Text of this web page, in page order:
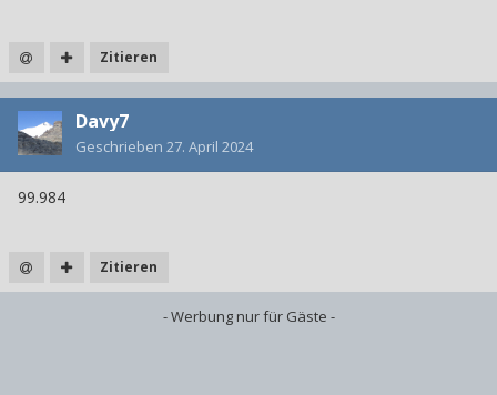
Zitieren
Davy7
Geschrieben 27. April 2024
99.984
Zitieren
- Werbung nur für Gäste -